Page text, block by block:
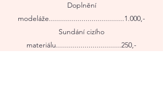
Doplnění
modeláže.....................................1.000,-
Sundání cizího
materiálu................................250,-